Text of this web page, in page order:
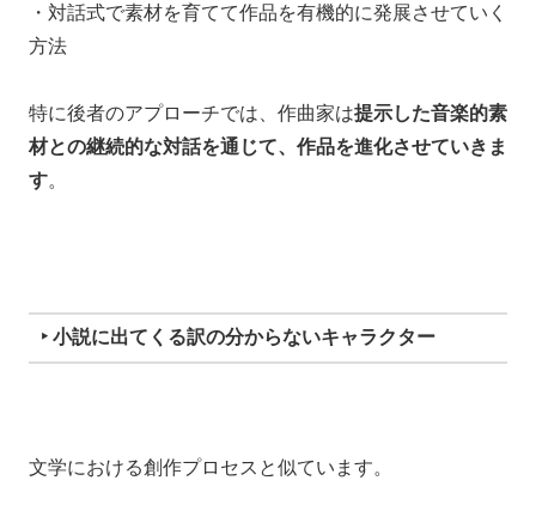
・対話式で素材を育てて作品を有機的に発展させていく
方法
特に後者のアプローチでは、作曲家は提示した音楽的素
材との継続的な対話を通じて、作品を進化させていきま
す。
‣ 小説に出てくる訳の分からないキャラクター
文学における創作プロセスと似ています。